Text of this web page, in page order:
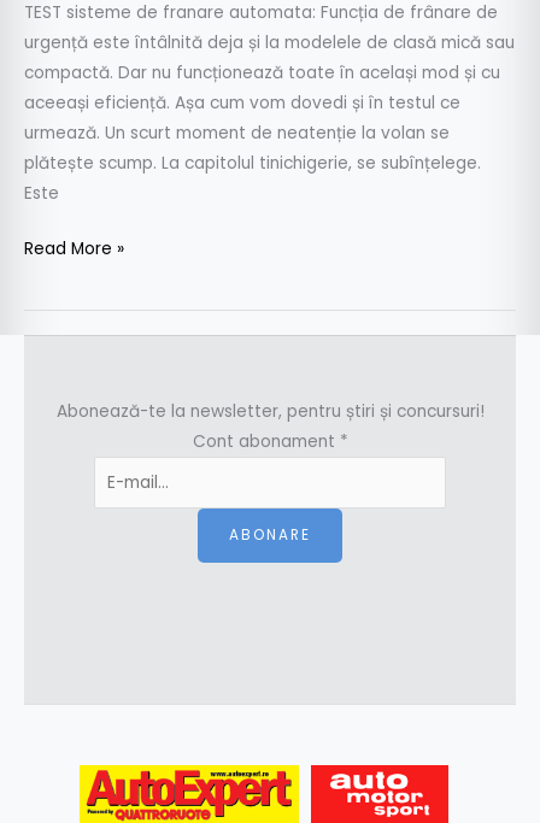
TEST sisteme de franare automata: Funcția de frânare de
urgență este întâlnită deja și la modelele de clasă mică sau
compactă. Dar nu funcționează toate în același mod și cu
aceeași eficiență. Așa cum vom dovedi și în testul ce
urmează. Un scurt moment de neatenție la volan se
plătește scump. La capitolul tinichigerie, se subînțelege.
Este
Read More »
Abonează-te la newsletter, pentru știri și concursuri!
Cont abonament *
ABONARE